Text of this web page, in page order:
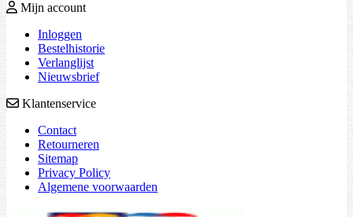
Mijn account
Inloggen
Bestelhistorie
Verlanglijst
Nieuwsbrief
Klantenservice
Contact
Retourneren
Sitemap
Privacy Policy
Algemene voorwaarden